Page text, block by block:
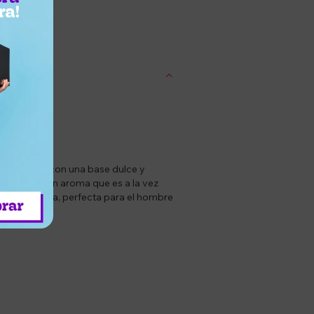
cítrica con una base dulce y
un aroma que es a la vez
perfecta para el hombre